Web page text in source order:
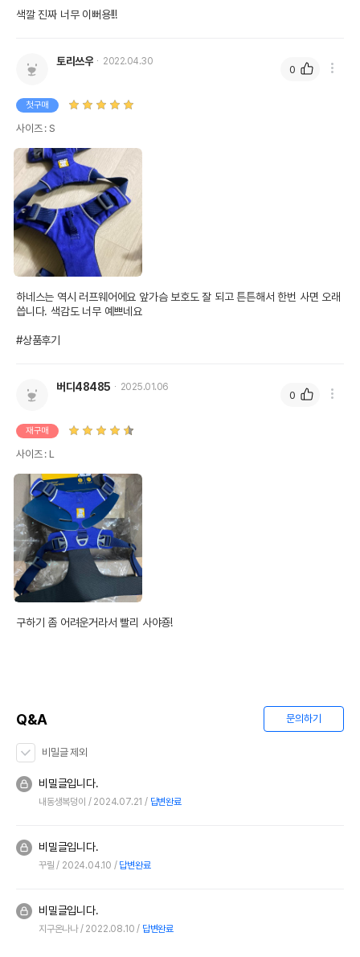
색깔 진짜 너무 이뻐용!!!
토리쓰우 2022.04.30
첫구매
사이즈 : S
하네스는 역시 러프웨어에요 앞가슴 보호도 잘 되고 튼튼해서 한번 사면 오래
씁니다. 색감도 너무 예쁘네요
#상품후기
0
버디48485 2025.01.06
재구매
사이즈 : L
구하기 좀 어려운거라서 빨리 사야죵!
0
Q&A 문의하기
비밀글 제외
비밀글입니다.
내동생복덩이 2024.07.21 답변완료
비밀글입니다.
꾸릴 2024.04.10 답변완료
비밀글입니다.
지구온나나 2022.08.10 답변완료